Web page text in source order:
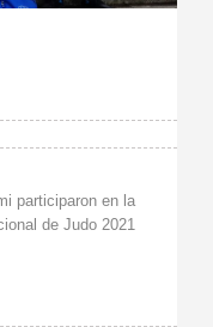
participaron en la
de Judo 2021